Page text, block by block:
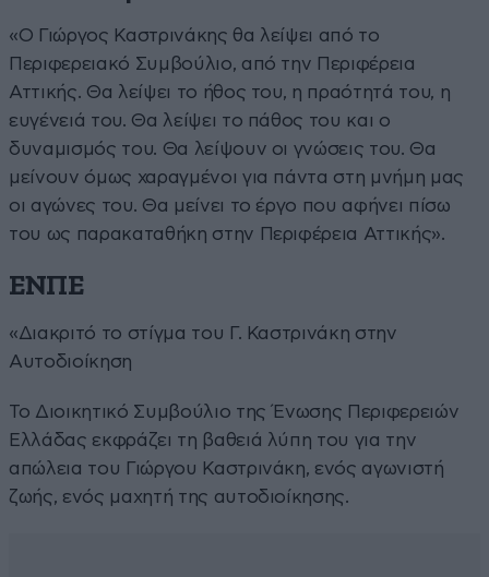
«Ο Γιώργος Καστρινάκης θα λείψει από το
Περιφερειακό Συμβούλιο, από την Περιφέρεια
Αττικής. Θα λείψει το ήθος του, η πραότητά του, η
ευγένειά του. Θα λείψει το πάθος του και ο
δυναμισμός του. Θα λείψουν οι γνώσεις του. Θα
μείνουν όμως χαραγμένοι για πάντα στη μνήμη μας
οι αγώνες του. Θα μείνει το έργο που αφήνει πίσω
του ως παρακαταθήκη στην Περιφέρεια Αττικής».
ΕΝΠΕ
«Διακριτό το στίγμα του Γ. Καστρινάκη στην
Αυτοδιοίκηση
Το Διοικητικό Συμβούλιο της Ένωσης Περιφερειών
Ελλάδας εκφράζει τη βαθειά λύπη του για την
απώλεια του Γιώργου Καστρινάκη, ενός αγωνιστή
ζωής, ενός μαχητή της αυτοδιοίκησης.